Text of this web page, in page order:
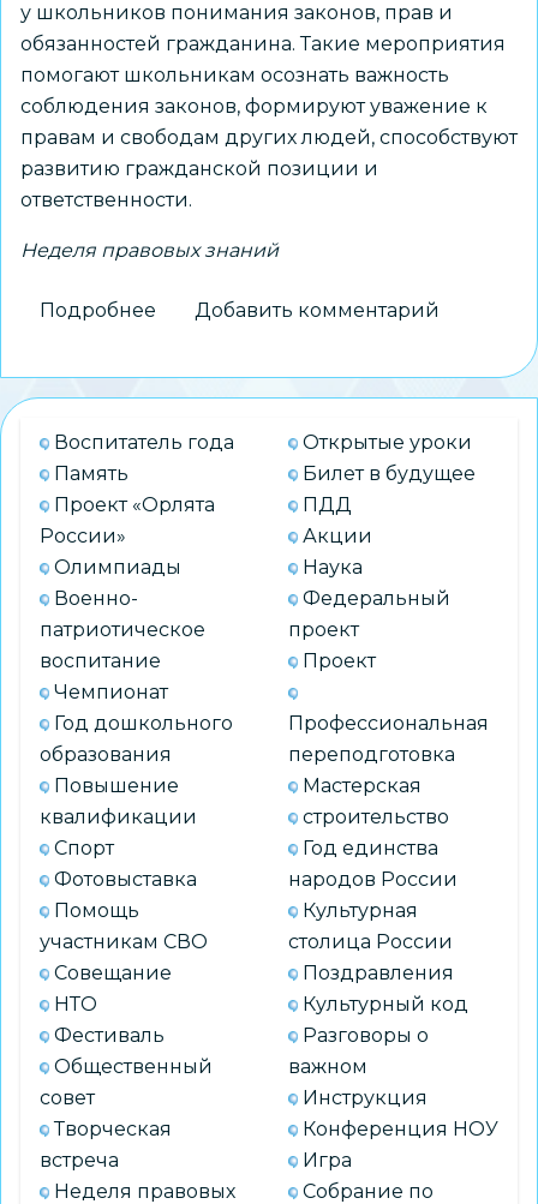
у школьников понимания законов, прав и
обязанностей гражданина. Такие мероприятия
помогают школьникам осознать важность
соблюдения законов, формируют уважение к
правам и свободам других людей, способствуют
развитию гражданской позиции и
ответственности.
Неделя правовых знаний
Подробнее
правовых
знаний
в
СОШ
112
Добавить комментарий
Воспитатель года
Память
Проект «Орлята
России»
Олимпиады
Военно-
патриотическое
воспитание
Чемпионат
Год дошкольного
образования
Повышение
квалификации
Спорт
Фотовыставка
Помощь
участникам СВО
Совещание
НТО
Фестиваль
Общественный
совет
Творческая
встреча
Неделя правовых
Открытые уроки
Билет в будущее
ПДД
Акции
Наука
Федеральный
проект
Проект
Профессиональная
переподготовка
Мастерская
строительство
Год единства
народов России
Культурная
столица России
Поздравления
Культурный код
Разговоры о
важном
Инструкция
Конференция НОУ
Игра
Собрание по